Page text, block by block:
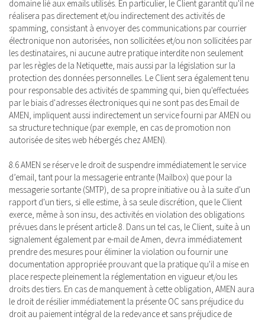
domaine lié aux emails utilisés. En particulier, le Client garantit qu'il ne
réalisera pas directement et/ou indirectement des activités de
spamming, consistant à envoyer des communications par courrier
électronique non autorisées, non sollicitées et/ou non sollicitées par
les destinataires, ni aucune autre pratique interdite non seulement
par les règles de la Netiquette, mais aussi par la législation sur la
protection des données personnelles. Le Client sera également tenu
pour responsable des activités de spamming qui, bien qu'effectuées
par le biais d'adresses électroniques qui ne sont pas des Email de
AMEN, impliquent aussi indirectement un service fourni par AMEN ou
sa structure technique (par exemple, en cas de promotion non
autorisée de sites web hébergés chez AMEN).
8.6 AMEN se réserve le droit de suspendre immédiatement le service
d’email, tant pour la messagerie entrante (Mailbox) que pour la
messagerie sortante (SMTP), de sa propre initiative ou à la suite d'un
rapport d'un tiers, si elle estime, à sa seule discrétion, que le Client
exerce, même à son insu, des activités en violation des obligations
prévues dans le présent article 8. Dans un tel cas, le Client, suite à un
signalement également par e-mail de Amen, devra immédiatement
prendre des mesures pour éliminer la violation ou fournir une
documentation appropriée prouvant que la pratique qu'il a mise en
place respecte pleinement la réglementation en vigueur et/ou les
droits des tiers. En cas de manquement à cette obligation, AMEN aura
le droit de résilier immédiatement la présente OC sans préjudice du
droit au paiement intégral de la redevance et sans préjudice de